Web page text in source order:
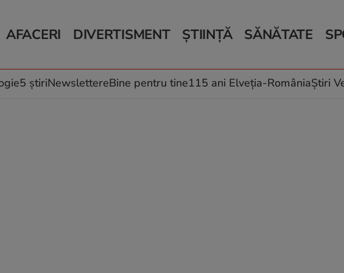
AFACERI
Auto
Locuri de muncă
DIVERTISMENT
Horoscop
Muzică și Filme
ȘTIINȚĂ
Schimbări climatice
SĂNĂTATE
Relații
Rețete culinare
5 știriNewslettereBine pentru tine115 ani Elveția-RomâniaȘtiri